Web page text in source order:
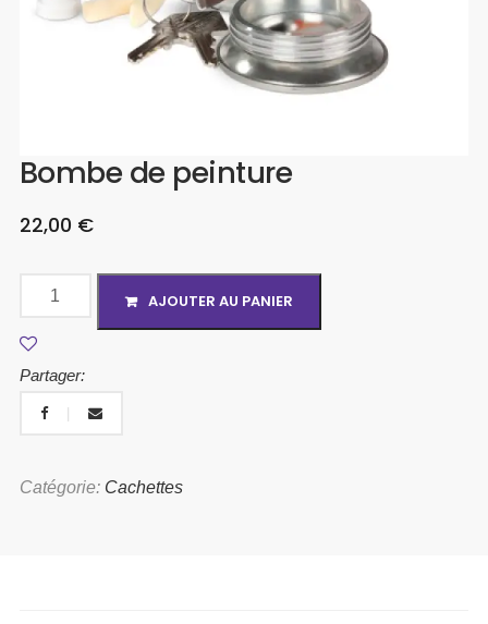
Bombe de peinture
22,00 €
AJOUTER AU PANIER
Partager:
Catégorie: Cachettes